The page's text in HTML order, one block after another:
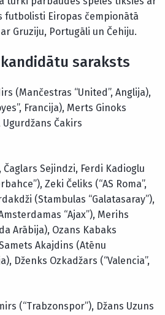
futbolisti Eiropas čempionātā
Gruziju, Portugāli un Čehiju.
saraksts
(Mančestras “United”, Anglija),
Francija), Merts Ginoks
Ugurdžans Čakirs
Sejindzi, Ferdi Kadioglu
Zeki Čeliks (“AS Roma”,
(Stambulas “Galatasaray”),
“Ajax”), Merihs
Arābija), Ozans Kabaks
Akajdins (Atēnu
Dženks Ozkadžars (“Valencia”,
(“Trabzonspor”), Džans Uzuns